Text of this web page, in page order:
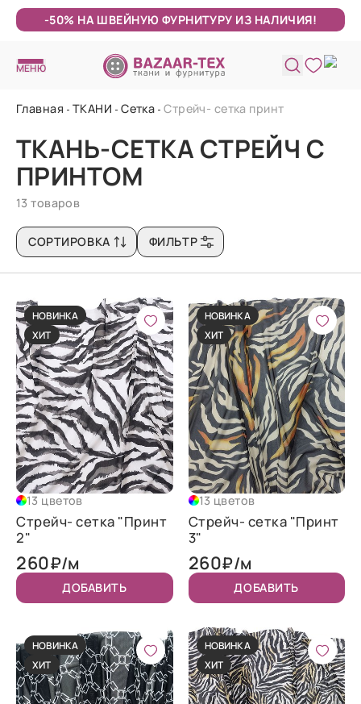
-50% НА ШВЕЙНУЮ ФУРНИТУРУ ИЗ НАЛИЧИЯ!
МЕНЮ
Главная ТКАНИ Сетка Стрейч- сетка принт
ТКАНЬ-СЕТКА СТРЕЙЧ С
ПРИНТОМ
13 товаров
СОРТИРОВКА ФИЛЬТР
НОВИНКА
ХИТ
13 цветов
Стрейч- сетка "Принт
2"
260₽/м
ДОБАВИТЬ
НОВИНКА
ХИТ
13 цветов
Стрейч- сетка "Принт
3"
260₽/м
ДОБАВИТЬ
НОВИНКА
ХИТ
НОВИНКА
ХИТ